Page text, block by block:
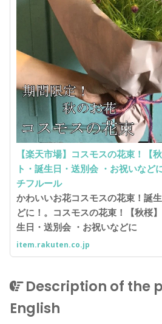
【楽天市場】コスモスの花束！【
ト・誕生日・送別会 ・お祝いなど
チフルール
かわいいお花コスモスの花束！誕
どに！。コスモスの花束！【秋桜
生日・送別会 ・お祝いなどに
item.rakuten.co.jp
Description of the
English